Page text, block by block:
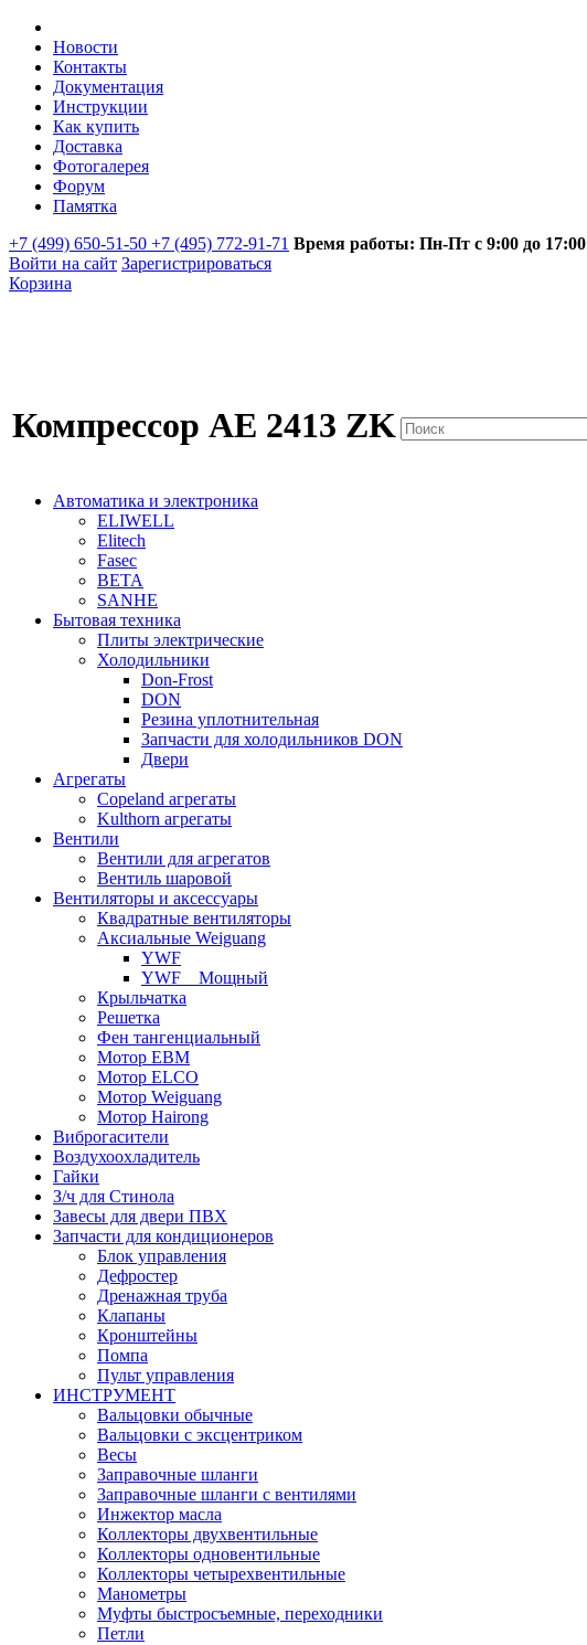
Новости
Контакты
Документация
Инструкции
Как купить
Доставка
Фотогалерея
Форум
Памятка
+7 (499) 650-51-50 +7 (495) 772-91-71 Время работы: Пн-Пт с 9:00 до 17:00
Войти на сайт Зарегистрироваться
Корзина
Компрессор AE 2413 ZK
Автоматика и электроника
ELIWELL
Elitech
Fasec
BETA
SANHE
Бытовая техника
Плиты электрические
Холодильники
Don-Frost
DON
Резина уплотнительная
Запчасти для холодильников DON
Двери
Агрегаты
Copeland агрегаты
Kulthorn агрегаты
Вентили
Вентили для агрегатов
Вентиль шаровой
Вентиляторы и аксессуары
Квадратные вентиляторы
Аксиальные Weiguang
YWF
YWF _ Мощный
Крыльчатка
Решетка
Фен тангенциальный
Мотор EBM
Мотор ELCO
Мотор Weiguang
Мотор Hairong
Виброгасители
Воздухоохладитель
Гайки
З/ч для Стинола
Завесы для двери ПВХ
Запчасти для кондиционеров
Блок управления
Дефростер
Дренажная труба
Клапаны
Кронштейны
Помпа
Пульт управления
ИНСТРУМЕНТ
Вальцовки обычные
Вальцовки с эксцентриком
Весы
Заправочные шланги
Заправочные шланги с вентилями
Инжектор масла
Коллекторы двухвентильные
Коллекторы одновентильные
Коллекторы четырехвентильные
Манометры
Муфты быстросъемные, переходники
Петли